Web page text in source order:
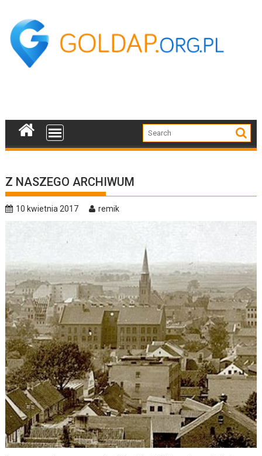
content
Z NASZEGO ARCHIWUM
10 kwietnia 2017 remik